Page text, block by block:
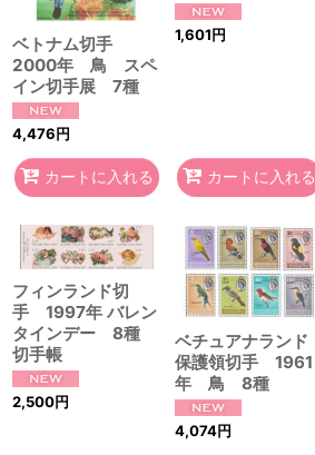
ベトナム切手
2000年 鳥 スペ
イン切手展 7種
4,476円
カートに入れる
1,601円
カートに入れる
フィンランド切
手 1997年 バレン
タインデー 8種
切手帳
2,500円
ベチュアナランド
保護領切手 1961
年 鳥 8種
4,074円